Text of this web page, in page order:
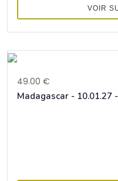
VOIR
49.00 €
Madagascar - 10.01.27